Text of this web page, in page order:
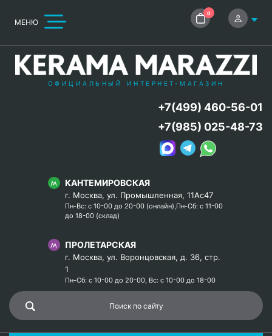
МЕНЮ
0
ОФИЦИАЛЬНЫЙ ИНТЕРНЕТ-МАГАЗИН
КАНТЕМИРОВСКАЯ
г. Москва, ул. Промышленная, 11Ас47
Пн-Вс: с 10-00 до 20-00 (онлайн),Пн-Сб: с 11-00
до 18-00 (склад)
ПРОЛЕТАРСКАЯ
г. Москва, ул. Воронцовская, д. 36, стр.
1
Пн-Сб: с 10-00 до 20-00, Вс: с 10-00 до 18-00
+7(499) 460-56-01
+7(985) 025-48-73